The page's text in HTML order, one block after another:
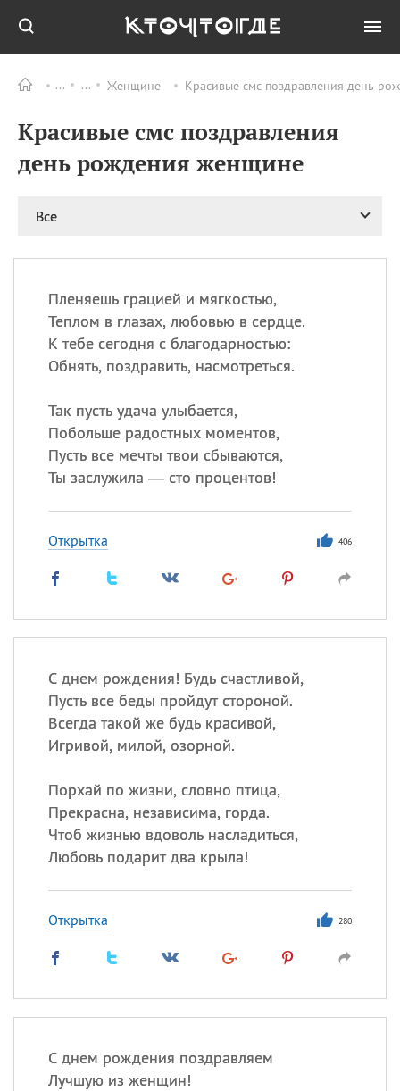
Женщине Красивые смс поздравления день
Красивые смс поздравления
день рождения женщине
Все
Пленяешь грацией и мягкостью,
Теплом в глазах, любовью в сердце.
К тебе сегодня с благодарностью:
Обнять, поздравить, насмотреться.
Так пусть удача улыбается,
Побольше радостных моментов,
Пусть все мечты твои сбываются,
Ты заслужила — сто процентов!
Открытка 406
С днем рождения! Будь счастливой,
Пусть все беды пройдут стороной.
Всегда такой же будь красивой,
Игривой, милой, озорной.
Порхай по жизни, словно птица,
Прекрасна, независима, горда.
Чтоб жизнью вдоволь насладиться,
Любовь подарит два крыла!
Открытка 280
С днем рождения поздравляем
Лучшую из женщин!
ПРАЗДНИКИ Все
11.08 Рождество святителя
Николая Чудотворца
11.08 День «мусорной еды»
праздник
12.08 День
Военно‑воздушных сил
(День ВВС) РФ
ИМЕНА
Сегодня празднуют именины
Акакий,Василий
Еще
,
Антонина
Еще